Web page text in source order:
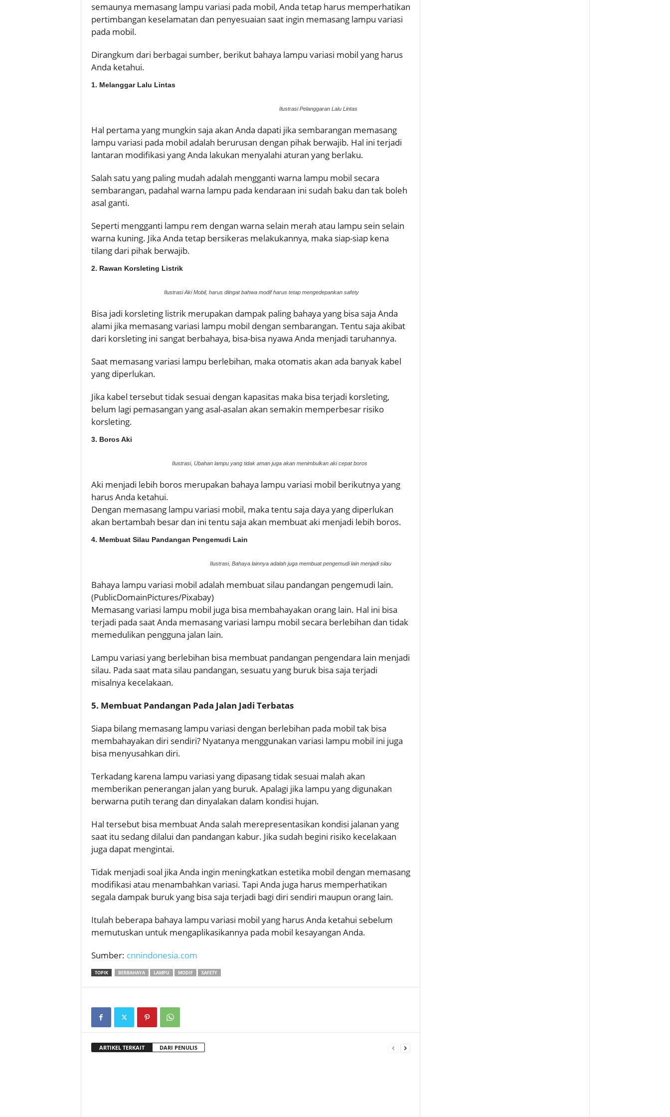
semaunya memasang lampu variasi pada mobil, Anda tetap harus memperhatikan
pertimbangan keselamatan dan penyesuaian saat ingin memasang lampu variasi
pada mobil.
Dirangkum dari berbagai sumber, berikut bahaya lampu variasi mobil yang harus
Anda ketahui.
1. Melanggar Lalu Lintas
Ilustrasi Pelanggaran Lalu Lintas
Hal pertama yang mungkin saja akan Anda dapati jika sembarangan memasang
lampu variasi pada mobil adalah berurusan dengan pihak berwajib. Hal ini terjadi
lantaran modifikasi yang Anda lakukan menyalahi aturan yang berlaku.
Salah satu yang paling mudah adalah mengganti warna lampu mobil secara
sembarangan, padahal warna lampu pada kendaraan ini sudah baku dan tak boleh
asal ganti.
Seperti mengganti lampu rem dengan warna selain merah atau lampu sein selain
warna kuning. Jika Anda tetap bersikeras melakukannya, maka siap-siap kena
tilang dari pihak berwajib.
2. Rawan Korsleting Listrik
Ilustrasi Aki Mobil, harus diingat bahwa modif harus tetap mengedepankan safety
Bisa jadi korsleting listrik merupakan dampak paling bahaya yang bisa saja Anda
alami jika memasang variasi lampu mobil dengan sembarangan. Tentu saja akibat
dari korsleting ini sangat berbahaya, bisa-bisa nyawa Anda menjadi taruhannya.
Saat memasang variasi lampu berlebihan, maka otomatis akan ada banyak kabel
yang diperlukan.
Jika kabel tersebut tidak sesuai dengan kapasitas maka bisa terjadi korsleting,
belum lagi pemasangan yang asal-asalan akan semakin memperbesar risiko
korsleting.
3. Boros Aki
Ilustrasi, Ubahan lampu yang tidak aman juga akan menimbulkan aki cepat boros
Aki menjadi lebih boros merupakan bahaya lampu variasi mobil berikutnya yang
harus Anda ketahui.
Dengan memasang lampu variasi mobil, maka tentu saja daya yang diperlukan
akan bertambah besar dan ini tentu saja akan membuat aki menjadi lebih boros.
4. Membuat Silau Pandangan Pengemudi Lain
Ilustrasi, Bahaya lainnya adalah juga membuat pengemudi lain menjadi silau
Bahaya lampu variasi mobil adalah membuat silau pandangan pengemudi lain.
(PublicDomainPictures/Pixabay)
Memasang variasi lampu mobil juga bisa membahayakan orang lain. Hal ini bisa
terjadi pada saat Anda memasang variasi lampu mobil secara berlebihan dan tidak
memedulikan pengguna jalan lain.
Lampu variasi yang berlebihan bisa membuat pandangan pengendara lain menjadi
silau. Pada saat mata silau pandangan, sesuatu yang buruk bisa saja terjadi
misalnya kecelakaan.
5. Membuat Pandangan Pada Jalan Jadi Terbatas
Siapa bilang memasang lampu variasi dengan berlebihan pada mobil tak bisa
membahayakan diri sendiri? Nyatanya menggunakan variasi lampu mobil ini juga
bisa menyusahkan diri.
Terkadang karena lampu variasi yang dipasang tidak sesuai malah akan
memberikan penerangan jalan yang buruk. Apalagi jika lampu yang digunakan
berwarna putih terang dan dinyalakan dalam kondisi hujan.
Hal tersebut bisa membuat Anda salah merepresentasikan kondisi jalanan yang
saat itu sedang dilalui dan pandangan kabur. Jika sudah begini risiko kecelakaan
juga dapat mengintai.
Tidak menjadi soal jika Anda ingin meningkatkan estetika mobil dengan memasang
modifikasi atau menambahkan variasi. Tapi Anda juga harus memperhatikan
segala dampak buruk yang bisa saja terjadi bagi diri sendiri maupun orang lain.
Itulah beberapa bahaya lampu variasi mobil yang harus Anda ketahui sebelum
memutuskan untuk mengaplikasikannya pada mobil kesayangan Anda.
Sumber: cnnindonesia.com
TOPIK BERBAHAYA LAMPU MODIF SAFETY
ARTIKEL TERKAIT DARI PENULIS